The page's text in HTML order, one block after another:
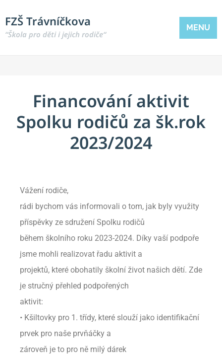
FZŠ Trávníčkova
“Škola pro děti i jejich rodiče“
MENU
Financování aktivit
Spolku rodičů za šk.rok
2023/2024
Vážení rodiče,
rádi bychom vás informovali o tom, jak byly využity
příspěvky ze sdružení Spolku rodičů
během školního roku 2023-2024. Díky vaší podpoře
jsme mohli realizovat řadu aktivit a
projektů, které obohatily školní život našich dětí. Zde
je stručný přehled podpořených
aktivit:
• Kšiltovky pro 1. třídy, které slouží jako identifikační
prvek pro naše prvňáčky a
zároveň je to pro ně milý dárek